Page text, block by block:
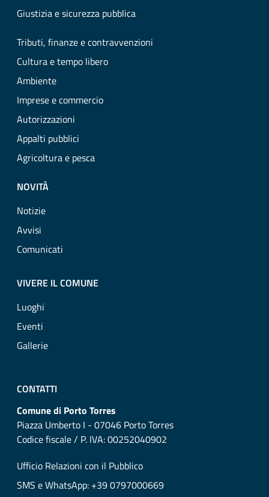
Giustizia e sicurezza pubblica
Tributi, finanze e contravvenzioni
Cultura e tempo libero
Ambiente
Imprese e commercio
Autorizzazioni
Appalti pubblici
Agricoltura e pesca
NOVITÀ
Notizie
Avvisi
Comunicati
VIVERE IL COMUNE
Luoghi
Eventi
Gallerie
CONTATTI
Comune di Porto Torres
Piazza Umberto I - 07046 Porto Torres
Codice fiscale / P. IVA: 00252040902
Ufficio Relazioni con il Pubblico
SMS e WhatsApp: +39 0797000669